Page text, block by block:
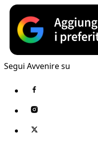
Segui Avvenire su